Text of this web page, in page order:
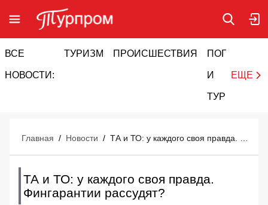
ВСЕ
НОВОСТИ:
ТУРИЗМ ПРОИСШЕСТВИЯ ПОГОДА
И
ТУРИЗМ
ЕЩЕ
Главная / Новости /
ТА и ТО: у каждого своя правда.
Фингарантии рассудят?